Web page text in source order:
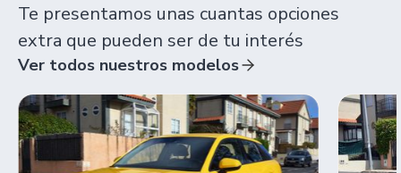
Te presentamos unas cuantas opciones
extra que pueden ser de tu interés
Ver todos nuestros modelos